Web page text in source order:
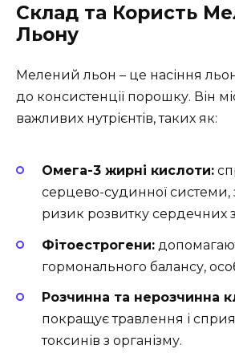
Склад та Користь
Льону
Мелений льон – це насіння
до консистенції порошку. Він
важливих нутрієнтів, таких як:
Омега-3 жирні кислоти:
серцево-судинної
ризик розвитку сердечних
Фітоестрогени:
гормонального балансу,
Розчинна та нерозчинна
покращує травлення і
токсинів з організму.